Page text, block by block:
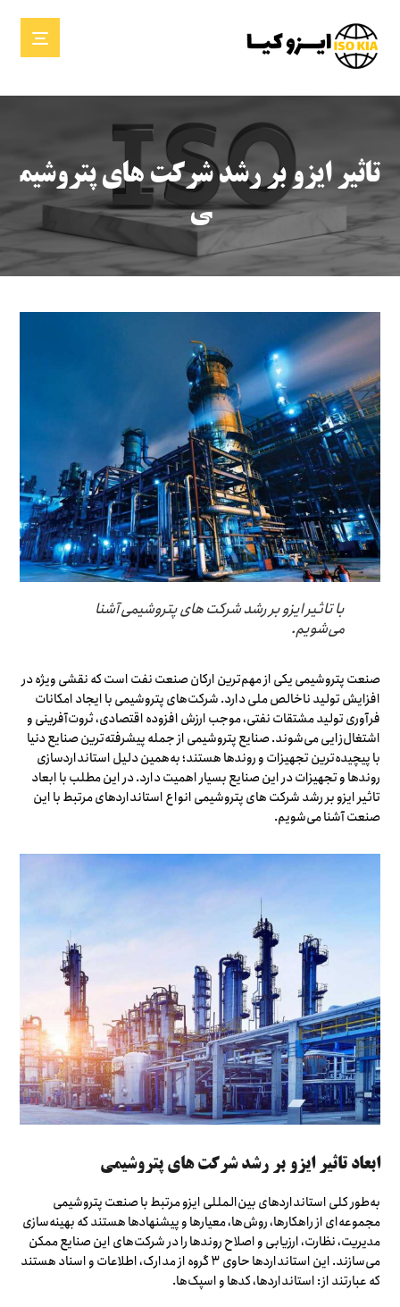
تاثیر ایزو بر رشد شرکت های پتروشیم
ی
با تاثیر ایزو بر رشد شرکت های پتروشیمی آشنا
می‌شویم.
صنعت پتروشیمی یکی از مهم‌ترین ارکان صنعت نفت است که نقشی ویژه در
افزایش تولید ناخالص ملی دارد. شرکت‌های پتروشیمی با ایجاد امکانات
فرآوری تولید مشتقات نفتی، موجب ارزش افزوده اقتصادی، ثروت‌آفرینی و
اشتغال‌زایی می‌شوند. صنایع پتروشیمی از جمله پیشرفته‌ترین صنایع دنیا
با پیچیده‌ترین تجهیزات و روندها هستند؛ به‌همین دلیل استانداردسازی
روندها و تجهیزات در این صنایع بسیار اهمیت دارد. در این مطلب با ابعاد
تاثیر ایزو بر رشد شرکت های پتروشیمی انواع استانداردهای مرتبط با این
صنعت آشنا می‌شویم.
ابعاد تاثیر ایزو بر رشد شرکت های پتروشیمی
به‌طور کلی استانداردهای بین‌المللی ایزو مرتبط با صنعت پتروشیمی
مجموعه‌ای از راهکارها، روش‌ها، معیارها و پیشنهادها هستند که بهینه‌سازی
مدیریت، نظارت، ارزیابی و اصلاح روندها را در شرکت‌های این صنایع ممکن
می‌سازند. این استانداردها حاوی ۳ گروه از مدارک، اطلاعات و اسناد هستند
که عبارتند از: استانداردها، کدها و اسپک‌ها.